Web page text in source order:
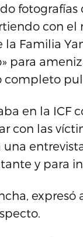
con el
Familia
para
completo
en la
con las
y para